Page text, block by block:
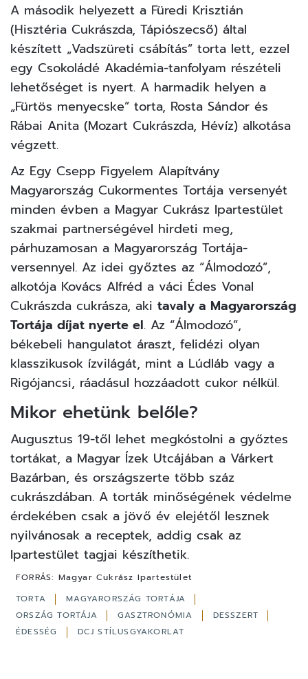
A második helyezett a Füredi Krisztián
(Hisztéria Cukrászda, Tápiószecső) által
készített „Vadszüreti csábítás” torta lett, ezzel
egy Csokoládé Akadémia-tanfolyam részételi
lehetőséget is nyert. A harmadik helyen a
„Fürtös menyecske” torta, Rosta Sándor és
Rábai Anita (Mozart Cukrászda, Hévíz) alkotása
végzett.
Az Egy Csepp Figyelem Alapítvány
Magyarország Cukormentes Tortája versenyét
minden évben a Magyar Cukrász Ipartestület
szakmai partnerségével hirdeti meg,
párhuzamosan a Magyarország Tortája-
versennyel. Az idei győztes az “Álmodozó”,
alkotója Kovács Alfréd a váci Édes Vonal
Cukrászda cukrásza, aki tavaly a Magyarország
Tortája díjat nyerte el. Az “Álmodozó”,
békebeli hangulatot áraszt, felidézi olyan
klasszikusok ízvilágát, mint a Lúdláb vagy a
Rigójancsi, ráadásul hozzáadott cukor nélkül.
Mikor ehetünk belőle?
Augusztus 19-től lehet megkóstolni a győztes
tortákat, a Magyar Ízek Utcájában a Várkert
Bazárban, és országszerte több száz
cukrászdában. A torták minőségének védelme
érdekében csak a jövő év elejétől lesznek
nyilvánosak a receptek, addig csak az
Ipartestület tagjai készíthetik.
FORRÁS: Magyar Cukrász Ipartestület
TORTA
MAGYARORSZÁG TORTÁJA
ORSZÁG TORTÁJA
GASZTRONÓMIA
DESSZERT
ÉDESSÉG
DCJ STÍLUSGYAKORLAT